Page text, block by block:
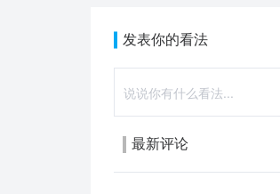
发表你的看法
最新评论